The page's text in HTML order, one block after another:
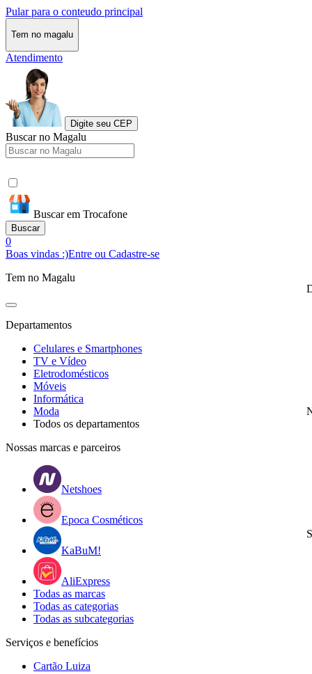
Pular para o conteudo principal
Tem no magalu
Atendimento
Digite seu CEP
Buscar no Magalu
Buscar em Trocafone
Buscar
0
Boas vindas :)Entre ou Cadastre-se
Tem no Magalu
Departamentos
Celulares e Smartphones
TV e Vídeo
Eletrodomésticos
Móveis
Informática
Moda
Todos os departamentos
Nossas marcas e parceiros
Netshoes
Epoca Cosméticos
KaBuM!
AliExpress
Todas as marcas
Todas as categorias
Todas as subcategorias
Serviços e benefícios
Cartão Luiza